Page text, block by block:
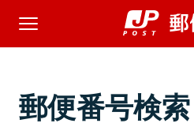
郵便番号検索